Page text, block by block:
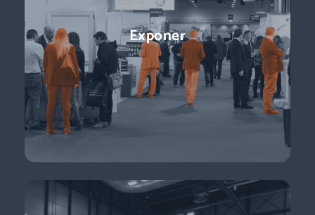
Exponer
Conferencias
¡Ponentes líderes, presentaciones centradas en temas de
actualidad y perspectivas sobre el futuro del sector que
están a la vuelta de la esquina!
Descubre más